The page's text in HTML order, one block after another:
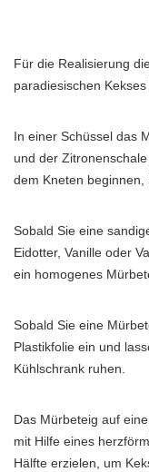
Für die Realisierung
paradiesischen
In einer Schüssel das
und der
dem Kneten beginnen,
Sobald Sie eine
Eidotter, Vanille oder
ein homogenes
Sobald Sie eine
Plastikfolie ein und
Kühlschrank ruhen.
Das Mürbeteig auf
mit Hilfe eines
Hälfte erzielen, um